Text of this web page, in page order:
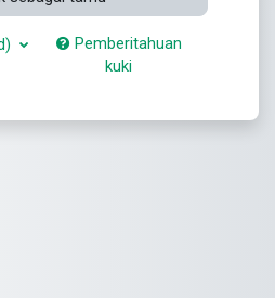
Pemberitahuan
kuki